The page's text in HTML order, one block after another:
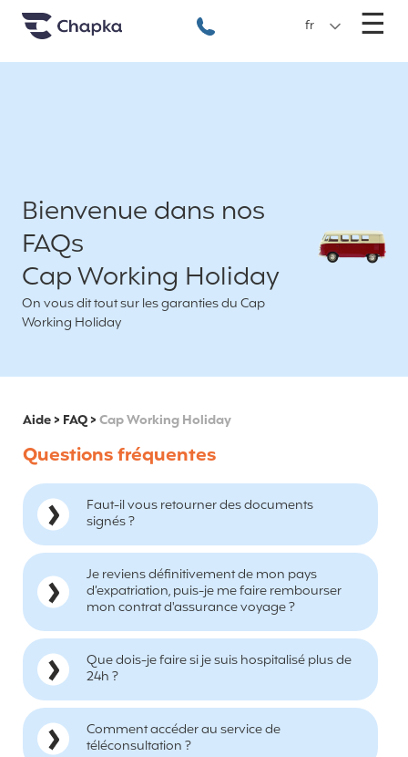
Chapka Assurances Voyages
+33 1 74 85 50 50
fr ☰
Bienvenue dans nos
FAQs
Cap Working Holiday
On vous dit tout sur les garanties du Cap
Working Holiday
Aide> FAQ>Cap Working Holiday
Questions fréquentes
Faut-il vous retourner des documents
signés ?
Je reviens définitivement de mon pays
d’expatriation, puis-je me faire rembourser
mon contrat d'assurance voyage ?
Que dois-je faire si je suis hospitalisé plus de
24h ?
Comment accéder au service de
téléconsultation ?